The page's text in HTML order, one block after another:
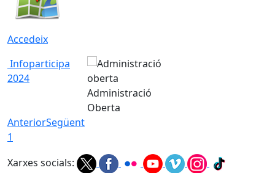
Accedeix
Infoparticipa
2024
Administració
Oberta
AnteriorSegüent
1
Xarxes socials: